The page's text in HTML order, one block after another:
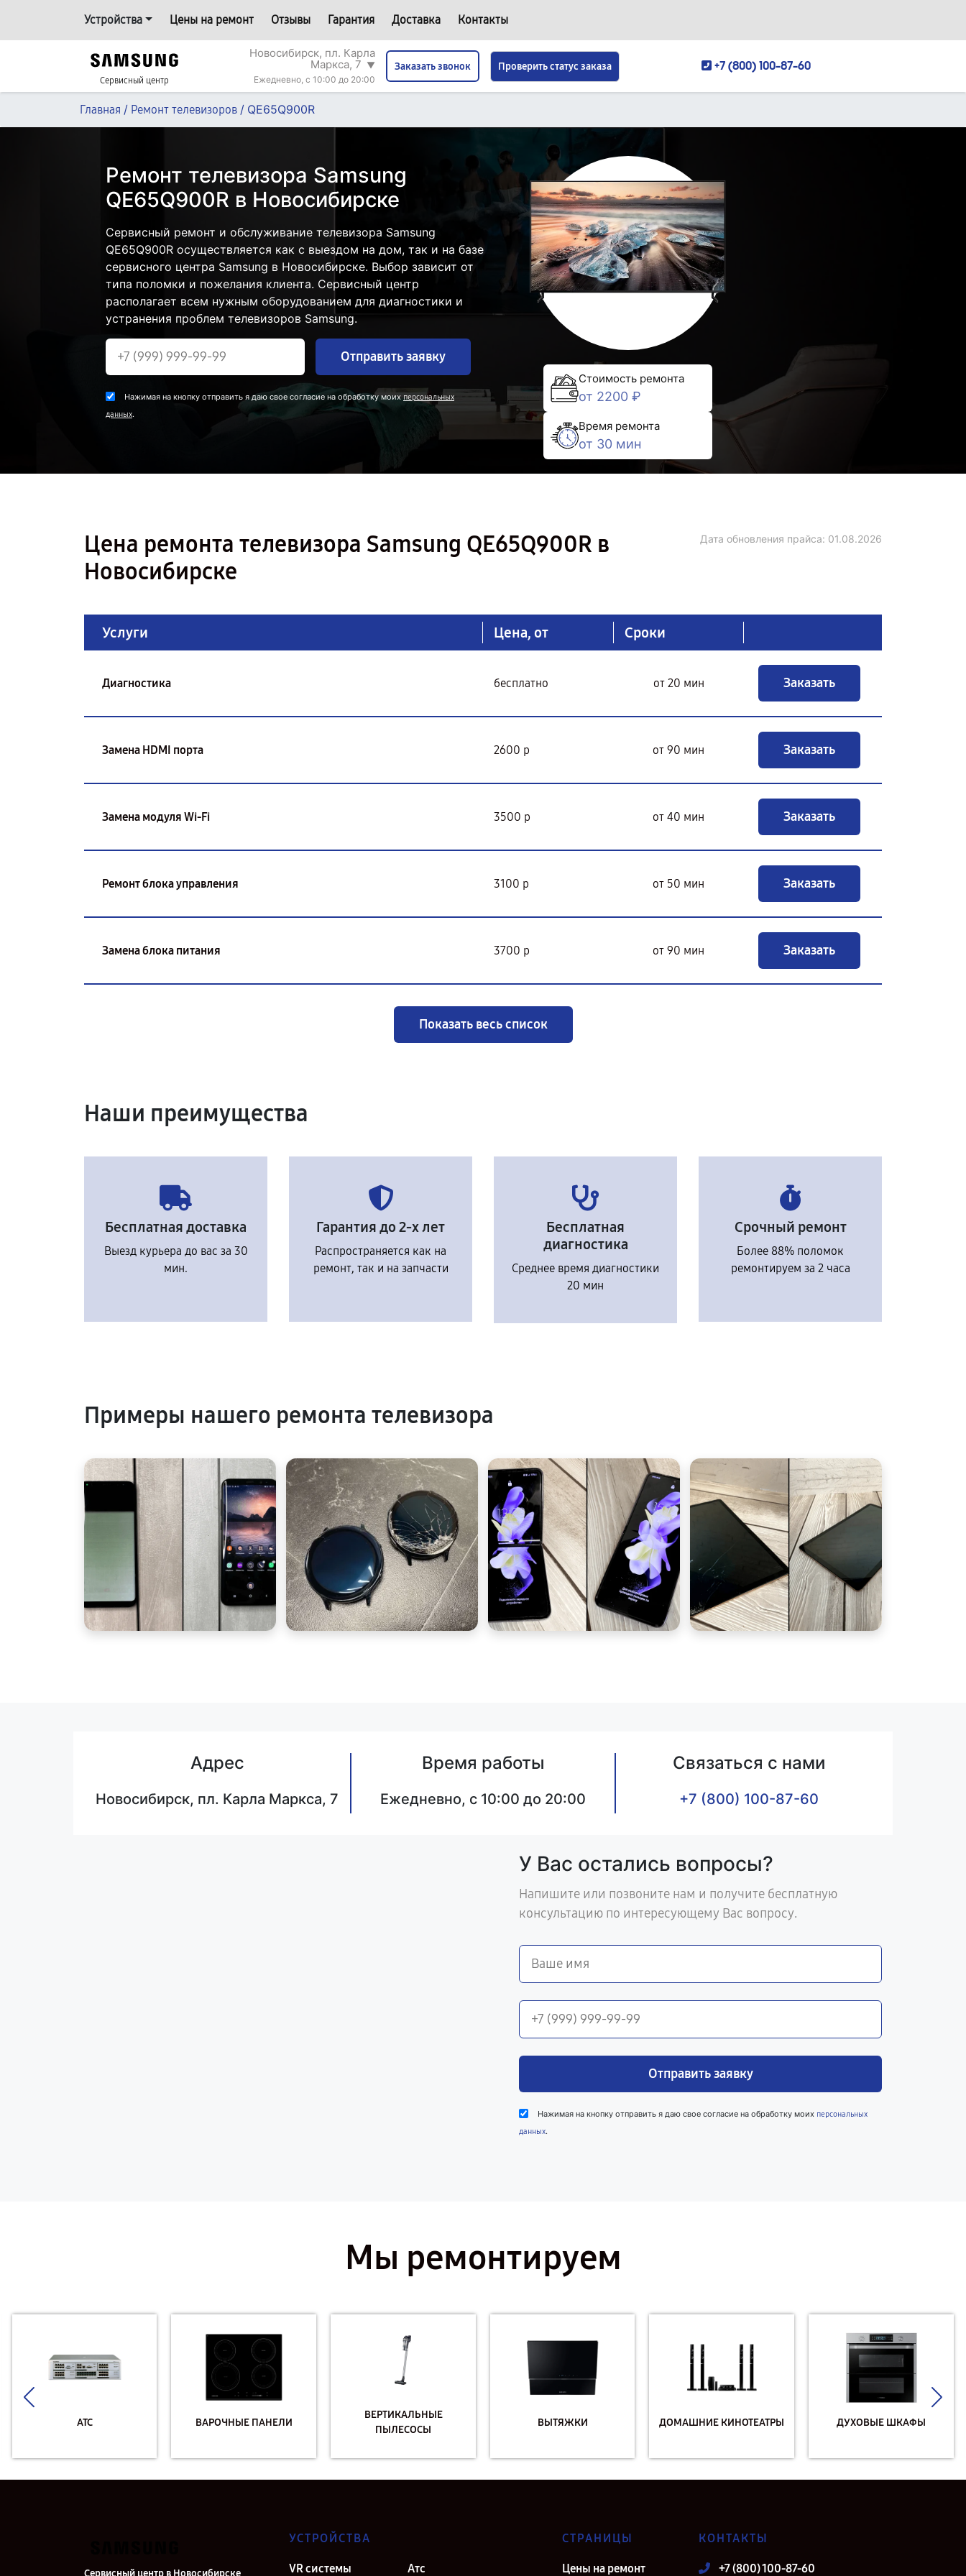
Устройства Цены на ремонт Отзывы Гарантия Доставка Контакты
Сервисный центр
Новосибирск, пл. Карла
Маркса, 7 ▼
Ежедневно, с 10:00 до 20:00
Заказать звонок Проверить статус заказа +7 (800) 100-87-60
Главная / Ремонт телевизоров / QE65Q900R
Ремонт телевизора Samsung
QE65Q900R в Новосибирске
Сервисный ремонт и обслуживание телевизора Samsung
QE65Q900R осуществляется как с выездом на дом, так и на базе
сервисного центра Samsung в Новосибирске. Выбор зависит от
типа поломки и пожелания клиента. Сервисный центр
располагает всем нужным оборудованием для диагностики и
устранения проблем телевизоров Samsung.
Отправить заявку
Нажимая на кнопку отправить я даю свое согласие на обработку моихперсональных
данных.
Стоимость ремонта
от 2200 ₽
Время ремонта
от 30 мин
Цена ремонта телевизора Samsung QE65Q900R в
Новосибирске
Дата обновления прайса: 01.08.2026
Услуги Цена, от Сроки
Диагностика бесплатно от 20 мин Заказать
Замена HDMI порта 2600 р от 90 мин Заказать
Замена модуля Wi-Fi 3500 р от 40 мин Заказать
Ремонт блока управления 3100 р от 50 мин Заказать
Замена блока питания 3700 р от 90 мин Заказать
Показать весь список
Наши преимущества
Бесплатная доставка
Выезд курьера до вас за 30
мин.
Гарантия до 2-х лет
Распространяется как на
ремонт, так и на запчасти
Бесплатная
диагностика
Среднее время диагностики
20 мин
Срочный ремонт
Более 88% поломок
ремонтируем за 2 часа
Примеры нашего ремонта телевизора
Адрес
Новосибирск, пл. Карла Маркса, 7
Время работы
Ежедневно, с 10:00 до 20:00
Связаться с нами
+7 (800) 100-87-60
У Вас остались вопросы?
Напишите или позвоните нам и получите бесплатную
консультацию по интересующему Вас вопросу.
Отправить заявку
Нажимая на кнопку отправить я даю свое согласие на обработку моих персональных
данных.
Мы ремонтируем
АТС ВАРОЧНЫЕ ПАНЕЛИ
ВЕРТИКАЛЬНЫЕ
ПЫЛЕСОСЫ
ВЫТЯЖКИ ДОМАШНИЕ КИНОТЕАТРЫ ДУХОВЫЕ ШКАФЫ
Сервисный центр в Новосибирске
УСТРОЙСТВА
VR системы Атс
СТРАНИЦЫ
Цены на ремонт
КОНТАКТЫ
+7 (800) 100-87-60